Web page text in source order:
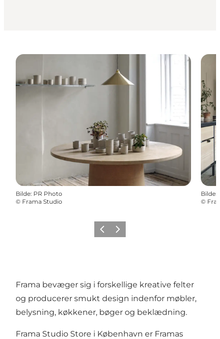
Bilde: PR Photo
© Frama Studio
Bilde:
©
ForrigeNeste
Frama bevæger sig i forskellige kreative felter
og producerer smukt design indenfor møbler,
belysning, køkkener, bøger og beklædning.
Frama Studio Store i København er Framas